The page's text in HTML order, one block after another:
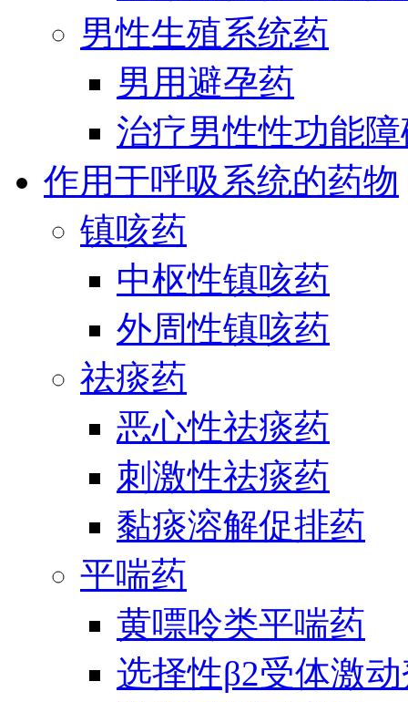
男性生殖系统药
男用避孕药
治疗男性性功能
作用于呼吸系统的药物
镇咳药
中枢性镇咳药
外周性镇咳药
祛痰药
恶心性祛痰药
刺激性祛痰药
黏痰溶解促排药
平喘药
黄嘌呤类平喘药
选择性β2受体激